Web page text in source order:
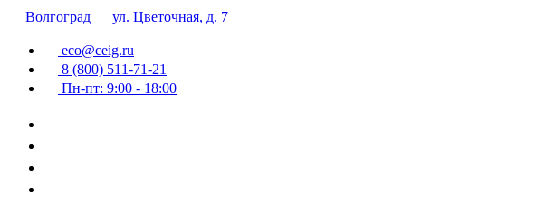
Волгоград ул. Цветочная, д. 7
eco@ceig.ru
8 (800) 511-71-21
Пн-пт: 9:00 - 18:00